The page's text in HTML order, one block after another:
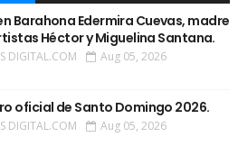
Barahona Edermira Cuevas, madre
Héctor y Miguelina Santana.
DIGITAL.COM Aug 05, 2026
oficial de Santo Domingo 2026.
DIGITAL.COM Aug 05, 2026